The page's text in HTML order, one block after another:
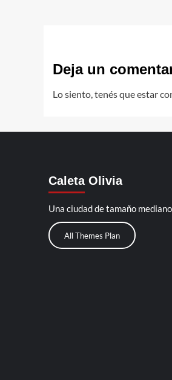
Deja un
Lo siento, tenés que estar
Caleta Olivia
Una ciudad de tamaño
All Themes Plan